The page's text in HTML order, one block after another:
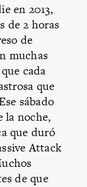
en 2013,
de 2 horas
de
muchas
cada
que
sábado
la noche,
que duró
Attack
de que